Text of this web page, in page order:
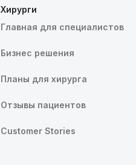
Хирурги
Главная для специалистов
Бизнес решения
Планы для хирурга
Отзывы пациентов
Customer Stories